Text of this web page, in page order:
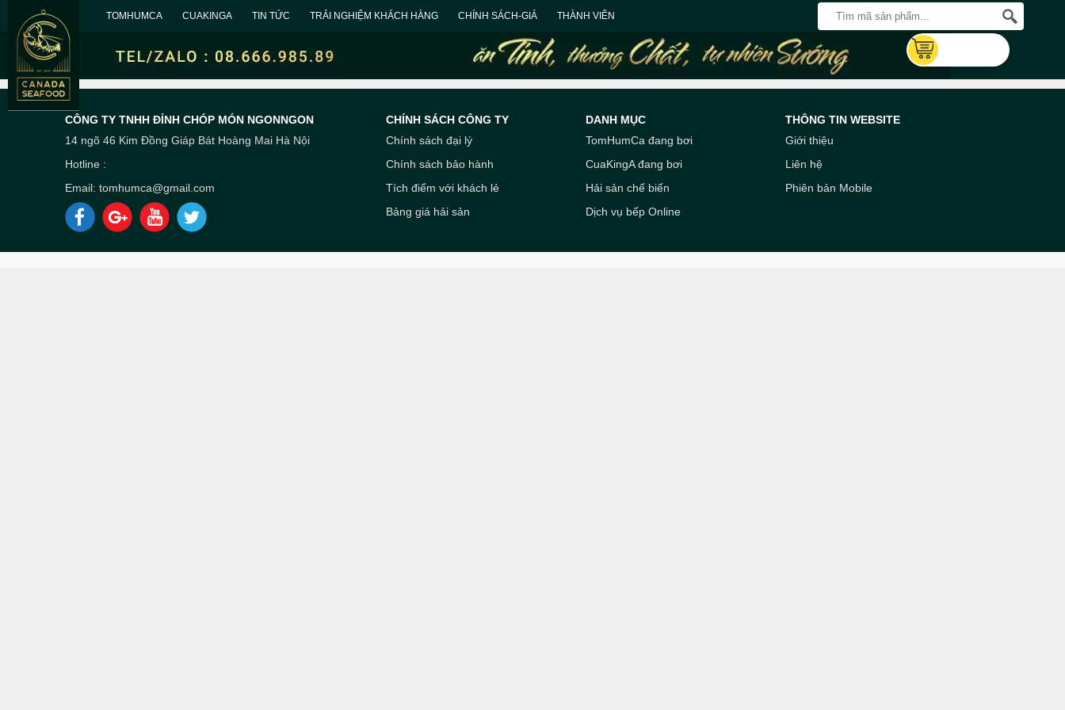
TOMHUMCA CUAKINGA TIN TỨC TRẢI NGHIỆM KHÁCH HÀNG CHÍNH SÁCH-GIÁ THÀNH VIÊN
CÔNG TY TNHH ĐỈNH CHÓP MÓN NGONNGON
14 ngõ 46 Kim Đồng Giáp Bát Hoàng Mai Hà Nội
Hotline :
Email: tomhumca@gmail.com
CHÍNH SÁCH CÔNG TY
Chính sách đại lý
Chính sách bảo hành
Tích điểm với khách lẻ
Bảng giá hải sản
DANH MỤC
TomHumCa đang bơi
CuaKingA đang bơi
Hải sản chế biến
Dịch vụ bếp Online
THÔNG TIN WEBSITE
Giới thiệu
Liên hệ
Phiên bản Mobile